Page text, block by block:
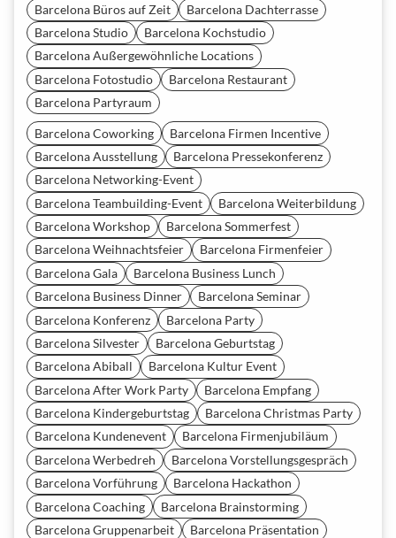
Barcelona Büros auf Zeit
Barcelona Dachterrasse
Barcelona Studio
Barcelona Kochstudio
Barcelona Außergewöhnliche Locations
Barcelona Fotostudio
Barcelona Restaurant
Barcelona Partyraum
Barcelona Coworking
Barcelona Firmen Incentive
Barcelona Ausstellung
Barcelona Pressekonferenz
Barcelona Networking-Event
Barcelona Teambuilding-Event
Barcelona Weiterbildung
Barcelona Workshop
Barcelona Sommerfest
Barcelona Weihnachtsfeier
Barcelona Firmenfeier
Barcelona Gala
Barcelona Business Lunch
Barcelona Business Dinner
Barcelona Seminar
Barcelona Konferenz
Barcelona Party
Barcelona Silvester
Barcelona Geburtstag
Barcelona Abiball
Barcelona Kultur Event
Barcelona After Work Party
Barcelona Empfang
Barcelona Kindergeburtstag
Barcelona Christmas Party
Barcelona Kundenevent
Barcelona Firmenjubiläum
Barcelona Werbedreh
Barcelona Vorstellungsgespräch
Barcelona Vorführung
Barcelona Hackathon
Barcelona Coaching
Barcelona Brainstorming
Barcelona Gruppenarbeit
Barcelona Präsentation